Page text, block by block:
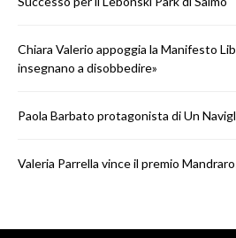
Chiara Valerio appoggia la Manifesto
insegnano a disobbedire»
Paola Barbato protagonista di Un
Valeria Parrella vince il premio